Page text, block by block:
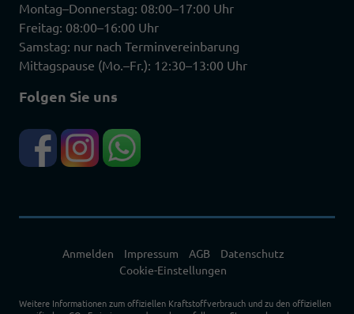
Montag–Donnerstag: 08:00–17:00 Uhr
Freitag: 08:00–16:00 Uhr
Samstag: nur nach Terminvereinbarung
Mittagspause (Mo.–Fr.): 12:30–13:00 Uhr
Folgen Sie uns
Anmelden Impressum AGB
Datenschutz
Cookie-Einstellungen
Weitere Informationen zum offiziellen Kraftstoffverbrauch und zu den offiziellen